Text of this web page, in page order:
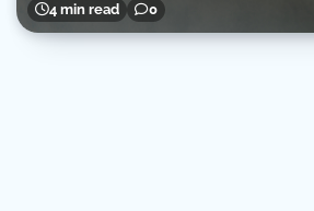
4 min read 0